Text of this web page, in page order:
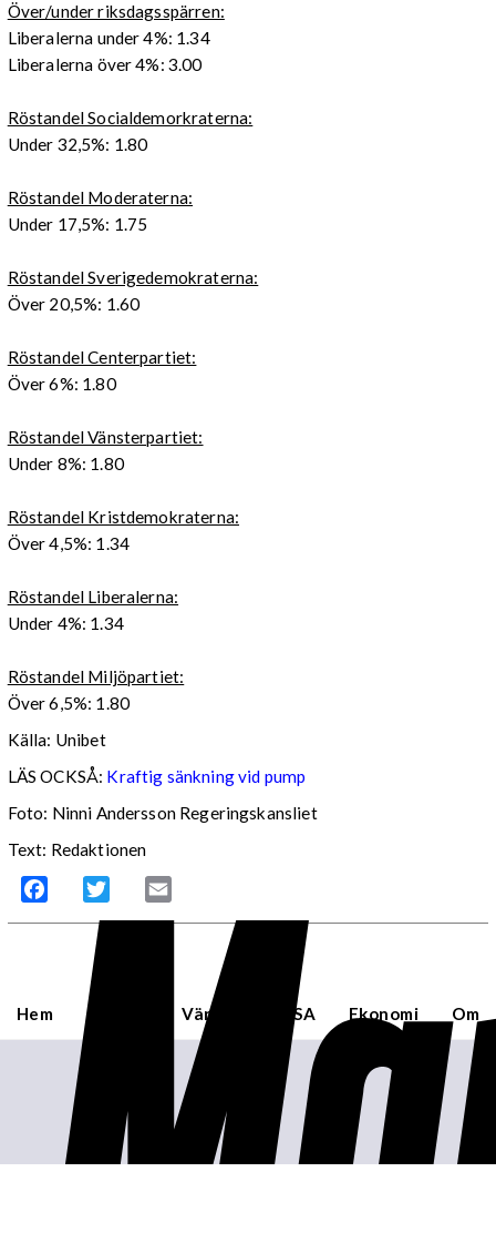
Över/under riksdagsspärren:
Liberalerna under 4%: 1.34
Liberalerna över 4%: 3.00
Röstandel Socialdemorkraterna:
Under 32,5%: 1.80
Röstandel Moderaterna:
Under 17,5%: 1.75
Röstandel Sverigedemokraterna:
Över 20,5%: 1.60
Röstandel Centerpartiet:
Över 6%: 1.80
Röstandel Vänsterpartiet:
Under 8%: 1.80
Röstandel Kristdemokraterna:
Över 4,5%: 1.34
Röstandel Liberalerna:
Under 4%: 1.34
Röstandel Miljöpartiet:
Över 6,5%: 1.80
Källa: Unibet
LÄS OCKSÅ: Kraftig sänkning vid pump
Foto: Ninni Andersson Regeringskansliet
Text: Redaktionen
Facebook Twitter
Hem Sverige Världen USA Ekonomi Om